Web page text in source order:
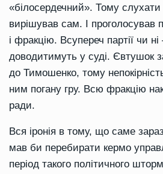
«білосердечний». Тому слухати
вирішував сам. І проголосував
і фракцію. Всупереч партії чи
доводитимуть у суді. Євтушок
до Тимошенко, тому
ним погану гру. Всю фракцію
ради.
Вся іронія в тому, що саме
мав би перебирати кермо
період такого політичного